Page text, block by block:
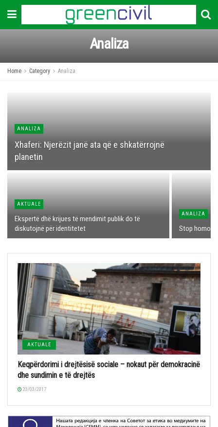
Analiza
Home Category Analiza
ANALIZA
Xhaferi: Njerëzit janë ata që e shkatërrojnë
planetin
AKTUALE
Ekspertë dhë krijues të mendimit publik do të
diskutojnë për identitetet
ANALIZA
Stop
AKTUALE
Keqpërdorimi i drejtësisë sociale – nokaut për demokracinë
dhe sundimin e të drejtës
23/03/2017